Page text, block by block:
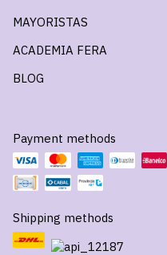
MAYORISTAS
ACADEMIA FERA
BLOG
Payment methods
Shipping methods